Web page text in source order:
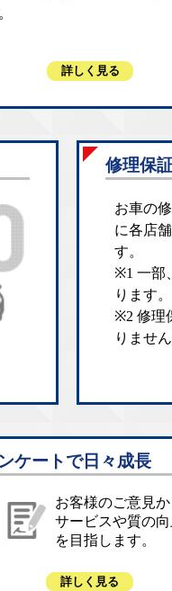
詳しく見る
修理保
お車の
に各店
す。
※1 一部
ります。
※2 修理
りません
ケートで日々成長
お客様のご意見か
サービスや質の向
を目指します。
詳しく見る